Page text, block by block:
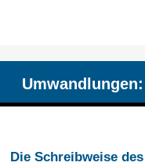
Umwandlungen:
Die Schreibweise